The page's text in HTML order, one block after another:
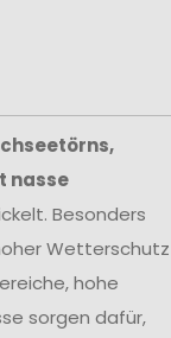
nasse
Besonders
Wetterschutz
hohe
sorgen dafür,